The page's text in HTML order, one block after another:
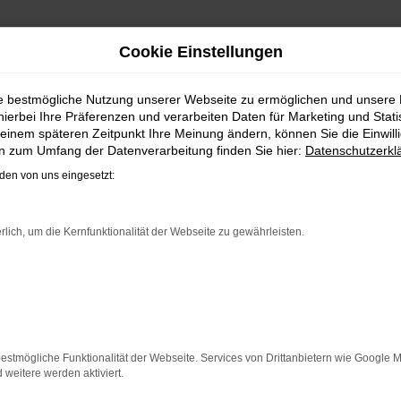
| LIEFERSERVICE
VW T-ROC
vergleichsweise einfachen Grund. Ob für Fahrten in
reichen können. Die Qualität steht in jeder
Assistenzsysteme. Ein VW T-Roc Gebrauchtwagen für
Bei Steinböhmer kommt hinzu, dass Sie sich
setzen.
paar Tipps, die dir helfen können:
Cookie Einstellungen
bestmögliche Nutzung unserer Webseite zu ermöglichen und unsere
Ihre Präferenzen und verarbeiten Daten für Marketing und
späteren Zeitpunkt Ihre Meinung ändern, können Sie die
zum Umfang der Datenverarbeitung finden Sie hier:
von uns eingesetzt:
um die Kernfunktionalität der Webseite zu gewährleisten.
Funktionalität der Webseite. Services von Drittanbietern wie Google
weitere werden aktiviert.